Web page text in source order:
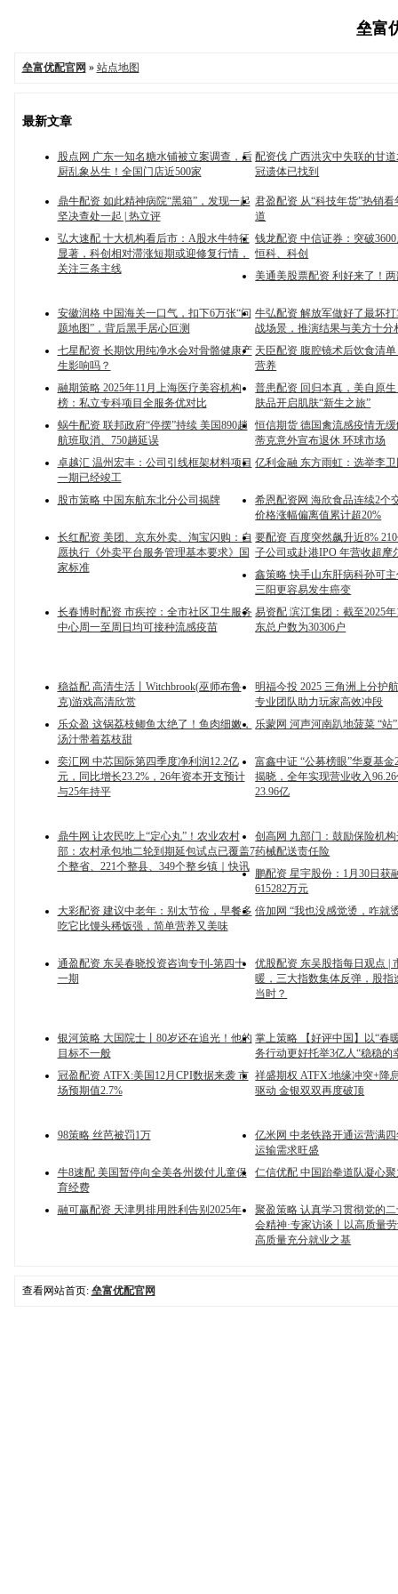
垒富
垒富优配官网 » 站点地图
最新文章
股点网 广东一知名糖水铺被立案调查，后
厨乱象丛生！全国门店近500家
配资伐 广西洪灾中失联的甘
冠遗体已找到
鼎牛配资 如此精神病院“黑箱”，发现一起
坚决查处一起 | 热立评
君盈配资 从“科技年货”热销
道
弘大速配 十大机构看后市：A股水牛特征
显著，科创相对滞涨短期或迎修复行情，
关注三条主线
钱龙配资 中信证券：突破
恒科、科创
美通美股票配资 利好来了！
安徽润格 中国海关一口气，扣下6万张“问
题地图”，背后黑手居心叵测
牛弘配资 解放军做好了最坏
战场景，推演结果与美方十分
七星配资 长期饮用纯净水会对骨骼健康产
生影响吗？
天臣配资 腹腔镜术后饮食清
营养
融期策略 2025年11月上海医疗美容机构
榜：私立专科项目全服务优对比
普患配资 回归本真，美自原
肤品开启肌肤“新生之旅”
蜗牛配资 联邦政府“停摆”持续 美国890趟
航班取消、750趟延误
恒信期货 德国禽流感疫情无
蒂克意外宣布退休 环球市场
卓越汇 温州宏丰：公司引线框架材料项目
一期已经竣工
亿利金融 东方雨虹：选举李
股市策略 中国东航东北分公司揭牌
希恩配资网 海欣食品连续2个
价格涨幅偏离值累计超20%
长红配资 美团、京东外卖、淘宝闪购：自
愿执行《外卖平台服务管理基本要求》国
家标准
要配资 百度突然飙升近8%
子公司或赴港IPO 年营收超摩
鑫策略 快手山东肝病科孙可
三阳更容易发生癌变
长春博时配资 市疾控：全市社区卫生服务
中心周一至周日均可接种流感疫苗
易资配 滨江集团：截至2025
东总户数为30306户
稳益配 高清生活丨Witchbrook(巫师布鲁
克)游戏高清欣赏
明福今投 2025 三角洲上分护
专业团队助力玩家高效冲段
乐众盈 这锅荔枝鲫鱼太绝了！鱼肉细嫩，
汤汁带着荔枝甜
乐蒙网 河声河南趴地菠菜 “站
奕汇网 中芯国际第四季度净利润12.2亿
元，同比增长23.2%，26年资本开支预计
与25年持平
富鑫中证 “公募榜眼”华夏基金
揭晓，全年实现营业收入
23.96亿
鼎牛网 让农民吃上“定心丸”！农业农村
部：农村承包地二轮到期延包试点已覆盖7
个整省、221个整县、349个整乡镇｜快讯
创高网 九部门：鼓励保险机
药械配送责任险
鹏配资 星宇股份：1月30日获
615282万元
大彩配资 建议中老年：别太节俭，早餐多
吃它比馒头稀饭强，简单营养又美味
倍加网 “我也没感觉烫，咋就
通盈配资 东吴春晓投资咨询专刊-第四十
一期
优股配资 东吴股指每日观点 |
暖，三大指数集体反弹，股指
当时？
银河策略 大国院士丨80岁还在追光！他的
目标不一般
掌上策略 【好评中国】以“春
务行动更好托举3亿人“稳稳的
冠盈配资 ATFX:美国12月CPI数据来袭 市
场预期值2.7%
祥盛期权 ATFX:地缘冲突+降
驱动 金银双双再度破顶
98策略 丝芭被罚1万
亿米网 中老铁路开通运营满
运输需求旺盛
牛8速配 美国暂停向全美各州拨付儿童保
育经费
仁信优配 中国跆拳道队凝心
融可赢配资 天津男排用胜利告别2025年
聚盈策略 认真学习贯彻党的
会精神·专家访谈丨以高质量
高质量充分就业之基
查看网站首页: 垒富优配官网